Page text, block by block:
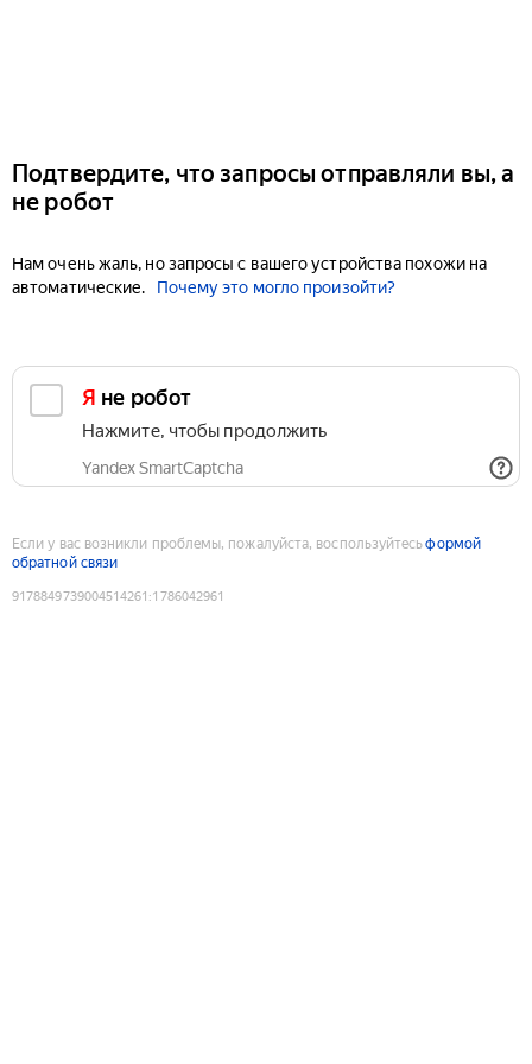
Подтвердите, что запросы отправляли вы, а
не робот
Нам очень жаль, но запросы с вашего устройства похожи на
автоматические.
Почему это могло произойти?
Я не робот
Нажмите, чтобы продолжить
Yandex SmartCaptcha
Если у вас возникли проблемы, пожалуйста, воспользуйтесьформой
обратной связи
9178849739004514261 :1786042961